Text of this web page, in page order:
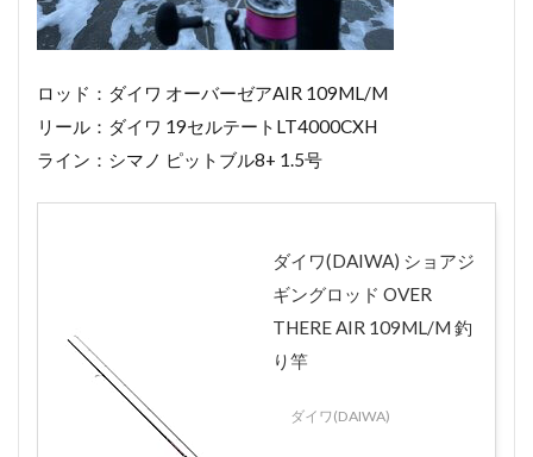
ロッド：ダイワ オーバーゼアAIR 109ML/M
リール：ダイワ 19セルテートLT4000CXH
ライン：シマノ ピットブル8+ 1.5号
ダイワ(DAIWA) ショアジ
ギングロッド OVER
THERE AIR 109ML/M 釣
り竿
ダイワ(DAIWA)